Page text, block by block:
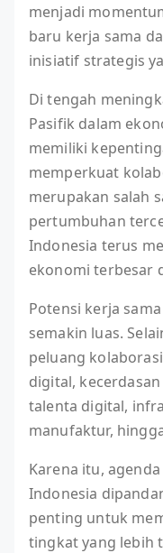
menjadi
baru kerja sama
inisiatif strategis
Di tengah
Pasifik dalam
memiliki
memperkuat
merupakan salah
pertumbuhan
Indonesia terus
ekonomi terbesar
Potensi kerja
semakin luas.
peluang
digital,
talenta digital,
manufaktur,
Karena itu,
Indonesia
penting untuk
tingkat yang lebih